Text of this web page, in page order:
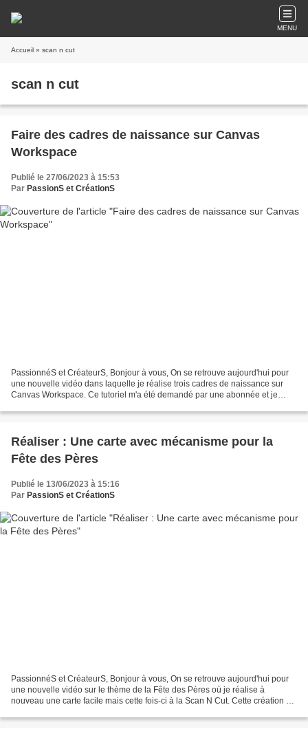
MENU
Accueil » scan n cut
scan n cut
Faire des cadres de naissance sur Canvas
Workspace
Publié le 27/06/2023 à 15:53
Par PassionS et CréationS
PassionnéS et CréateurS, Bonjour à vous, On se retrouve aujourd'hui pour
une nouvelle vidéo dans laquelle je réalise trois cadres de naissance sur
Canvas Workspace. Ce tutoriel m'a été demandé par une abonnée et je
Réaliser : Une carte avec mécanisme pour la
Fête des Pères
Publié le 13/06/2023 à 15:16
Par PassionS et CréationS
PassionnéS et CréateurS, Bonjour à vous, On se retrouve aujourd'hui pour
une nouvelle vidéo sur le thème de la Fête des Pères où je réalise à
nouveau une carte facile mais cette fois-ci à la Scan N Cut. Cette création est